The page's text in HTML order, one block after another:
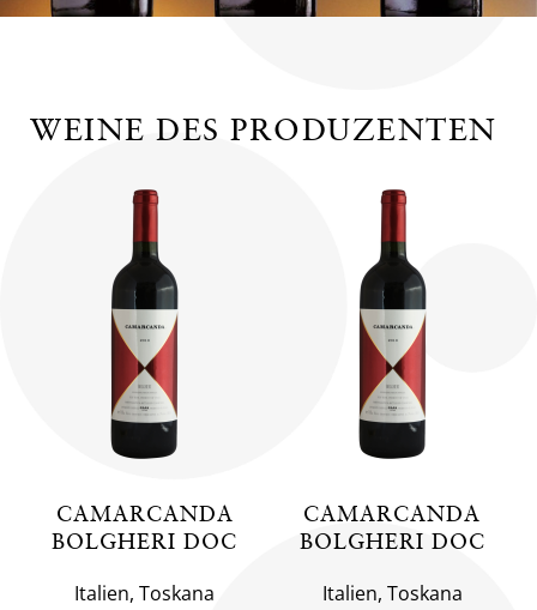
WEINE DES PRODUZENTEN
CAMARCANDA
BOLGHERI DOC
Italien, Toskana
CAMARCANDA
BOLGHERI DOC
Italien, Toskana